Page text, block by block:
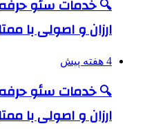
ارزان و اصولی با
4 هفته پیش
ارزان و اصولی با